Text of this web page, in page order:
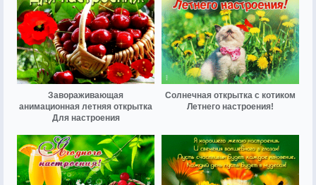
Завораживающая
анимационная летняя открытка
Для настроения
Солнечная открытка с котиком
Летнего настроения!